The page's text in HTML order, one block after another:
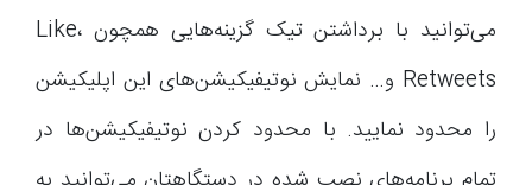
می‌توانید با برداشتن تیک گزینه‌هایی همچون Like،
Retweets و… نمایش نوتیفیکیشن‌های این اپلیکیشن
را محدود نمایید. با محدود کردن نوتیفیکیشن‌ها در